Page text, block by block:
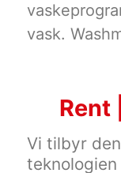
vask.
Rent
Vi tilbyr
teknologien